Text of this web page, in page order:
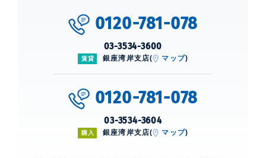
0120-781-078
03-3534-3600
賃貸 銀座湾岸支店( マップ)
0120-781-078
03-3534-3604
購入 銀座湾岸支店( マップ)